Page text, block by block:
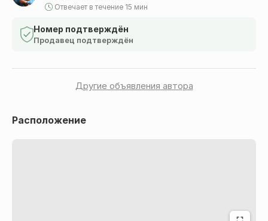
Отвечает в течение 15 мин
Номер подтверждён
Продавец подтверждён
Другие объявления автора
Расположение